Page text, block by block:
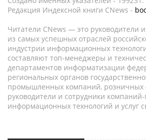
Редакция Индексной книги CNews -
Читатели CNews — это руководители
из самых успешных отраслей
индустрии информационных
составляют топ-менеджеры и
департаментов информатизации
региональных органов
промышленных компаний, розничных
руководители и сотрудники
информационных технологий и услуг